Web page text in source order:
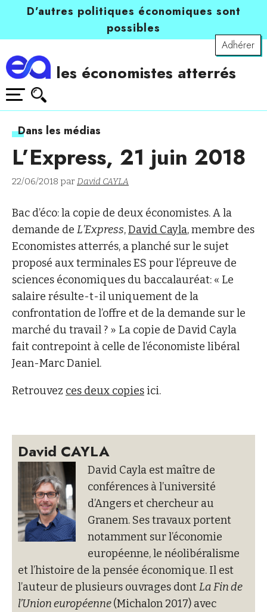
D’autres politiques économiques sont
possibles
Adhérer
les économistes atterrés
Dans les médias
L’Express, 21 juin 2018
22/06/2018 parDavid CAYLA
Bac d’éco: la copie de deux économistes. A la
demande de L’Express,David Cayla, membre des
Economistes atterrés, a planché sur le sujet
proposé aux terminales ES pour l’épreuve de
sciences économiques du baccalauréat: « Le
salaire résulte-t-il uniquement de la
confrontation de l’offre et de la demande sur le
marché du travail ? » La copie de David Cayla
fait contrepoint à celle de l’économiste libéral
Jean-Marc Daniel.
Retrouvez ces deux copies ici.
David CAYLA
David Cayla est maître de
conférences à l’université
d’Angers et chercheur au
Granem. Ses travaux portent
notamment sur l’économie
européenne, le néolibéralisme
et l’histoire de la pensée économique. Il est
l’auteur de plusieurs ouvrages dontLa Fin de
l’Union européenne(Michalon 2017) avec